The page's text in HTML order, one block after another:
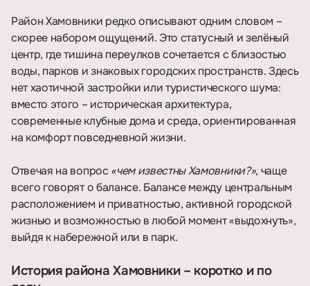
Район Хамовники редко описывают одним словом –
скорее набором ощущений. Это статусный и зелёный
центр, где тишина переулков сочетается с близостью
воды, парков и знаковых городских пространств. Здесь
нет хаотичной застройки или туристического шума:
вместо этого – историческая архитектура,
современные клубные дома и среда, ориентированная
на комфорт повседневной жизни.
Отвечая на вопрос «чем известны Хамовники?», чаще
всего говорят о балансе. Балансе между центральным
расположением и приватностью, активной городской
жизнью и возможностью в любой момент «выдохнуть»,
выйдя к набережной или в парк.
История района Хамовники – коротко и по